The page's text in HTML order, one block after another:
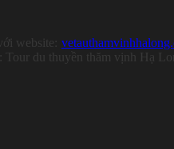
website:
Tour du thuyền thăm vịnh Hạ